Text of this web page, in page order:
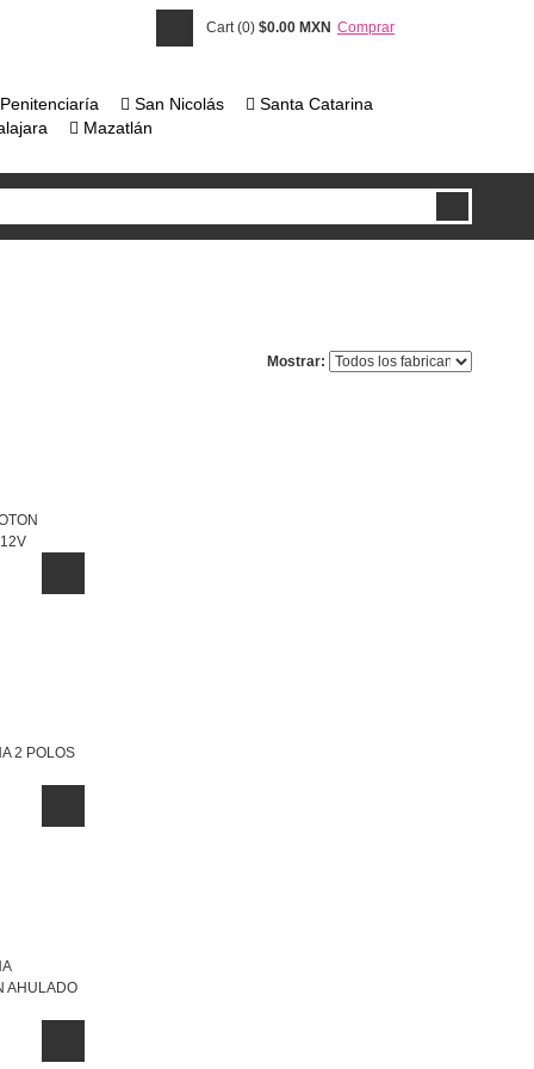
Cart (0) $0.00 MXN Comprar
Penitenciaría San Nicolás
Santa Catarina
Mazatlán
Mostrar:
2 POLOS
AHULADO